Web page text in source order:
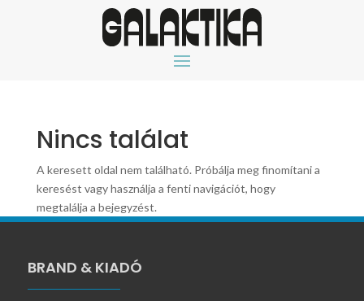
Nincs találat
A keresett oldal nem található. Próbálja meg finomítani a
keresést vagy használja a fenti navigációt, hogy
megtalálja a bejegyzést.
BRAND & KIADÓ